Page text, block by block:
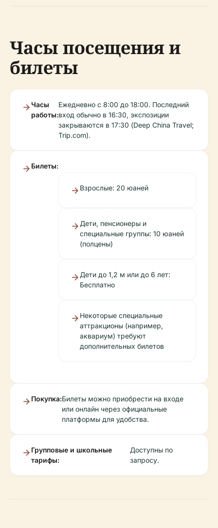
Часы посещения и
билеты
Часы
работы:
Ежедневно с 8:00 до 18:00. Последний
вход обычно в 16:30, экспозиции
закрываются в 17:30 (Deep China Travel;
Trip.com).
Билеты:
Взрослые: 20 юаней
Дети, пенсионеры и
специальные группы: 10 юаней
(полцены)
Дети до 1,2 м или до 6 лет:
Бесплатно
Некоторые специальные
аттракционы (например,
аквариум) требуют
дополнительных билетов
Покупка:Билеты можно приобрести на входе
или онлайн через официальные
платформы для удобства.
Групповые и школьные
тарифы:
Доступны по
запросу.